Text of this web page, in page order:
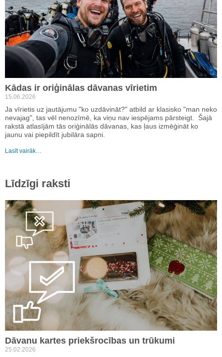
Kādas ir oriģinālas dāvanas vīrietim
15.06.2026
Ja vīrietis uz jautājumu "ko uzdāvināt?" atbild ar klasisko "man neko
nevajag", tas vēl nenozīmē, ka viņu nav iespējams pārsteigt. Šajā
rakstā atlasījām tās oriģinālās dāvanas, kas ļaus izmēģināt ko
jaunu vai piepildīt jubilāra sapni.
Lasīt vairāk…
Līdzīgi raksti
Dāvanu kartes priekšrocības un trūkumi
25.02.2026